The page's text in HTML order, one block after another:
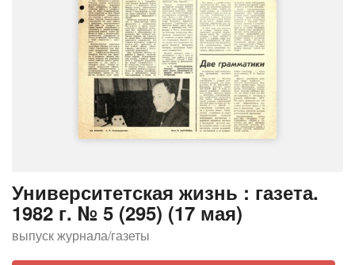
Университетская жизнь : газета.
1982 г. № 5 (295) (17 мая)
выпуск журнала/газеты